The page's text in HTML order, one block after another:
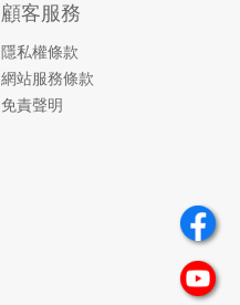
顧客服務
隱私權條款
網站服務條款
免責聲明